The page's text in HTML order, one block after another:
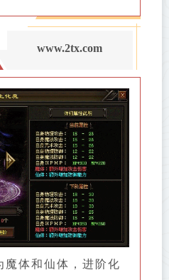
www.2tx.com
魔体和仙体，进阶化